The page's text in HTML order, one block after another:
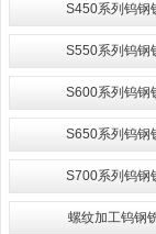
S450系列钨钢
S550系列钨钢
S600系列钨钢
S650系列钨钢
S700系列钨钢
螺纹加工钨钢